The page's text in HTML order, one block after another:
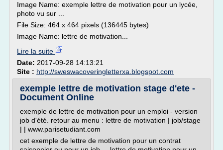
Image Name: exemple lettre de motivation pour un lycée,
photo vu sur ...
File Size: 464 x 464 pixels (136445 bytes)
Image Name: lettre de motivation...
Lire la suite
Date: 2017-09-28 14:13:21
Site : http://sweswacoveringletterxa.blogspot.com
exemple lettre de motivation stage d'ete -
Document Online
exemple de lettre de motivation pour un emploi - version
job d'été. retour au menu : lettre de motivation | job/stage
| | www.parisetudiant.com
cet exemple de lettre de motivation pour un contrat